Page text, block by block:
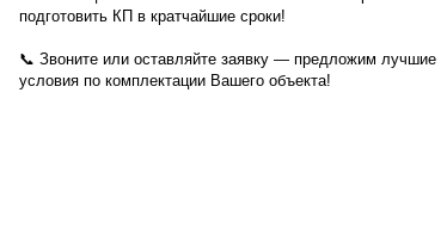
подготовить КП в кратчайшие сроки!
📞 Звоните или оставляйте заявку — предложим лучшие
условия по комплектации Вашего объекта!